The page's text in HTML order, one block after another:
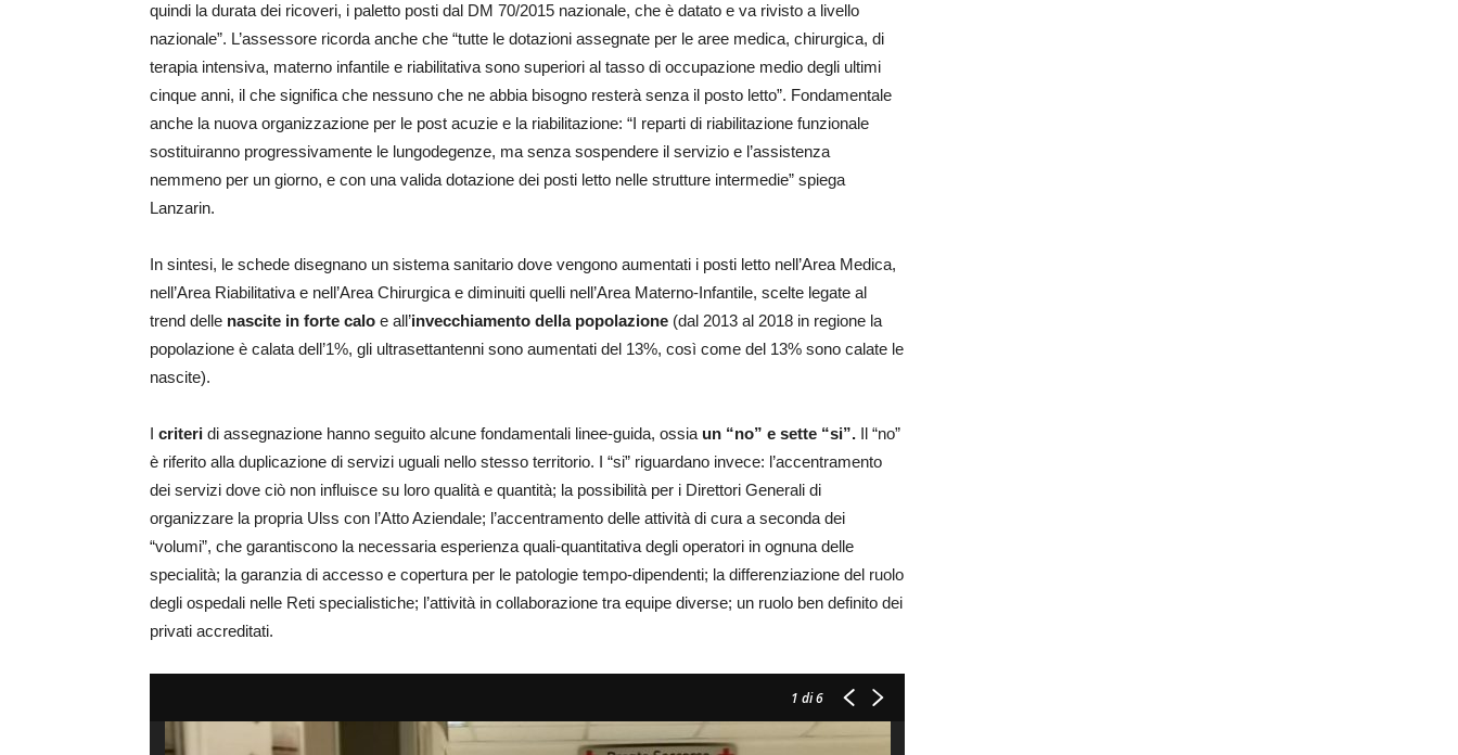
quindi la durata dei ricoveri, i paletto posti dal DM 70/2015 nazionale, che è datato e va rivisto a livello
nazionale”. L’assessore ricorda anche che “tutte le dotazioni assegnate per le aree medica, chirurgica, di
terapia intensiva, materno infantile e riabilitativa sono superiori al tasso di occupazione medio degli ultimi
cinque anni, il che significa che nessuno che ne abbia bisogno resterà senza il posto letto”. Fondamentale
anche la nuova organizzazione per le post acuzie e la riabilitazione: “I reparti di riabilitazione funzionale
sostituiranno progressivamente le lungodegenze, ma senza sospendere il servizio e l’assistenza
nemmeno per un giorno, e con una valida dotazione dei posti letto nelle strutture intermedie” spiega
Lanzarin.
In sintesi, le schede disegnano un sistema sanitario dove vengono aumentati i posti letto nell’Area Medica,
nell’Area Riabilitativa e nell’Area Chirurgica e diminuiti quelli nell’Area Materno-Infantile, scelte legate al
trend delle nascite in forte calo e all’invecchiamento della popolazione (dal 2013 al 2018 in regione la
popolazione è calata dell’1%, gli ultrasettantenni sono aumentati del 13%, così come del 13% sono calate le
nascite).
I criteri di assegnazione hanno seguito alcune fondamentali linee-guida, ossia un “no” e sette “si”. Il “no”
è riferito alla duplicazione di servizi uguali nello stesso territorio. I “si” riguardano invece: l’accentramento
dei servizi dove ciò non influisce su loro qualità e quantità; la possibilità per i Direttori Generali di
organizzare la propria Ulss con l’Atto Aziendale; l’accentramento delle attività di cura a seconda dei
“volumi”, che garantiscono la necessaria esperienza quali-quantitativa degli operatori in ognuna delle
specialità; la garanzia di accesso e copertura per le patologie tempo-dipendenti; la differenziazione del ruolo
degli ospedali nelle Reti specialistiche; l’attività in collaborazione tra equipe diverse; un ruolo ben definito dei
privati accreditati.
1 di 6